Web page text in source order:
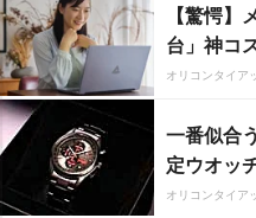
【驚愕
台」神コ
オリコンタイア
一番似合
定ウオッ
オリコンタイア